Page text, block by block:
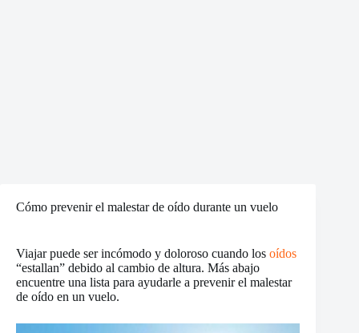
Cómo prevenir el malestar de oído durante un vuelo
Viajar puede ser incómodo y doloroso cuando los oídos
“estallan” debido al cambio de altura. Más abajo
encuentre una lista para ayudarle a prevenir el malestar
de oído en un vuelo.